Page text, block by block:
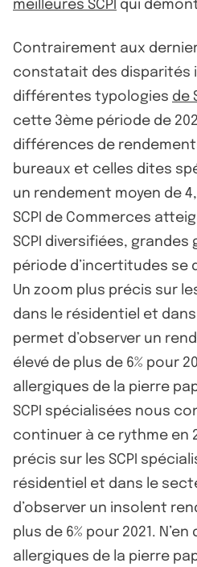
meilleures SCPI qui
Contrairement aux
constatait des disparités
différentes typologies de
cette 3ème période de
différences de
bureaux et celles dites
un rendement moyen de
SCPI de Commerces
SCPI diversifiées,
période d’incertitudes se
Un zoom plus précis sur
dans le résidentiel et
permet d’observer un
élevé de plus de 6% pour
allergiques de la pierre
SCPI spécialisées nous
continuer à ce rythme en
précis sur les SCPI
résidentiel et dans le
d’observer un insolent
plus de 6% pour 2021.
allergiques de la pierre